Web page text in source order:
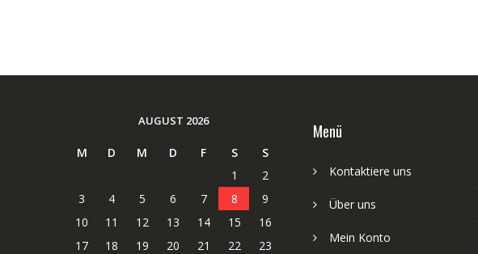
AUGUST 2026
M D M D F S
S
1
2
3
4 5 6 7 8
9
10
11 12 13 14 15
16
17
18 19 20 21 22
23
Menü
Kontaktiere uns
Über uns
Mein Konto